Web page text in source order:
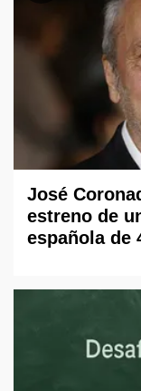
José
estreno de
española de